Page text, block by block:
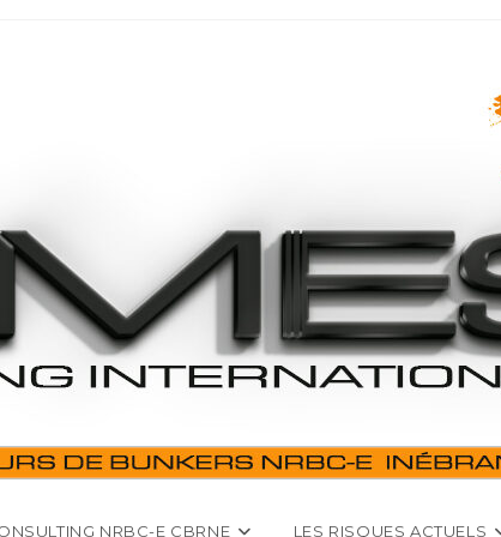
NRBC-E CBRNE LES RISQUES ACTUELS